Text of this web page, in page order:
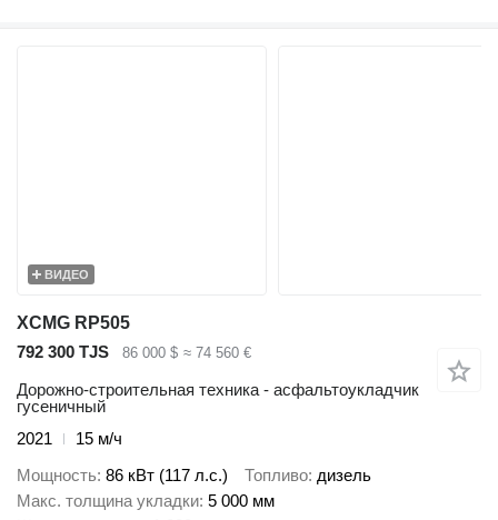
ВИДЕО
XCMG RP505
792 300 TJS
86 000 $ ≈ 74 560 €
Дорожно-строительная техника - асфальтоукладчик
гусеничный
2021
15 м/ч
Мощность 86 кВт (117 л.с.) Топливо дизель
Макс. толщина укладки 5 000 мм